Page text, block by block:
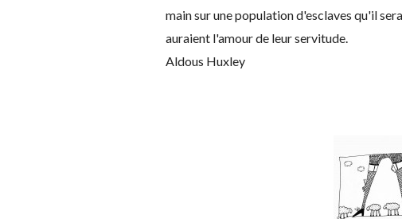
main sur une population d'esclaves qu'il
auraient l'amour de leur servitude.
Aldous Huxley